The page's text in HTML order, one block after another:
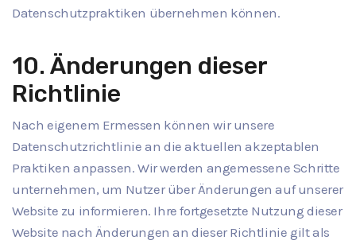
Datenschutzpraktiken übernehmen können.
10. Änderungen dieser
Richtlinie
Nach eigenem Ermessen können wir unsere
Datenschutzrichtlinie an die aktuellen akzeptablen
Praktiken anpassen. Wir werden angemessene Schritte
unternehmen, um Nutzer über Änderungen auf unserer
Website zu informieren. Ihre fortgesetzte Nutzung dieser
Website nach Änderungen an dieser Richtlinie gilt als